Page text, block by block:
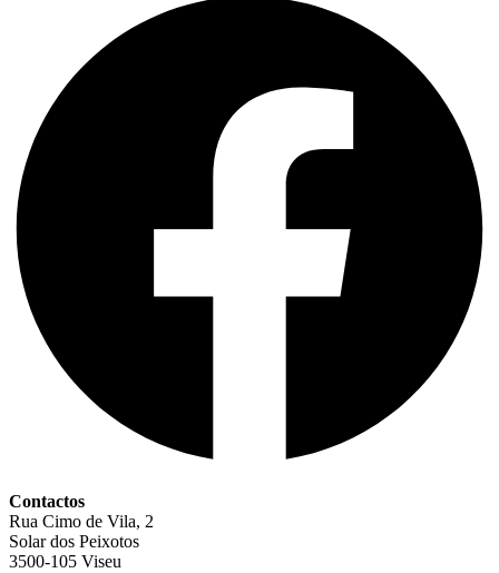
Contactos
Rua Cimo de Vila, 2
Solar dos Peixotos
3500-105 Viseu